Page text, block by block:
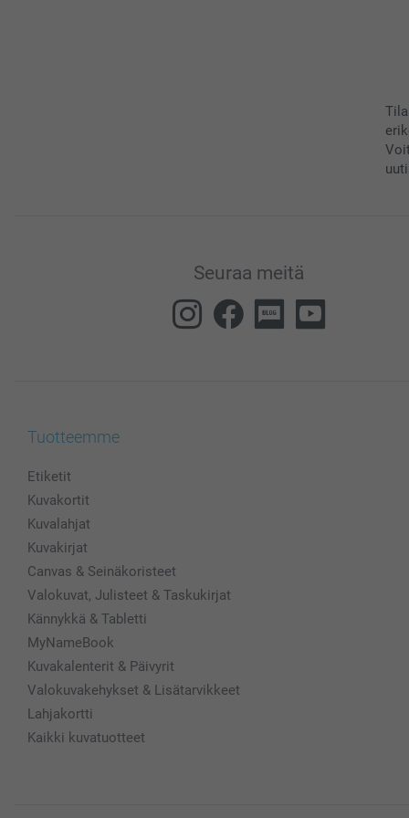
Seuraa meitä
Tuotteemme
Etiketit
Kuvakortit
Kuvalahjat
Kuvakirjat
Canvas & Seinäkoristeet
Valokuvat, Julisteet & Taskukirjat
Kännykkä & Tabletti
MyNameBook
Kuvakalenterit & Päivyrit
Valokuvakehykset & Lisätarvikkeet
Lahjakortti
Kaikki kuvatuotteet